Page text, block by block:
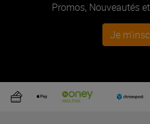
Promos, Nouveautés
Je